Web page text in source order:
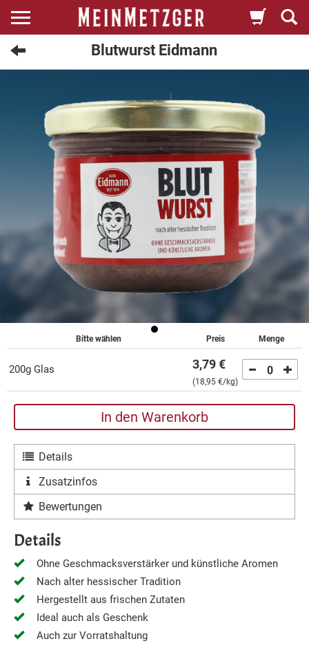
Blutwurst Eidmann
Bitte wählen Preis Menge
200g Glas 3,79 €
(18,95 €/kg)
0
In den Warenkorb
Details
Zusatzinfos
Bewertungen
Details
Ohne Geschmacksverstärker und künstliche Aromen
Nach alter hessischer Tradition
Hergestellt aus frischen Zutaten
Ideal auch als Geschenk
Auch zur Vorratshaltung